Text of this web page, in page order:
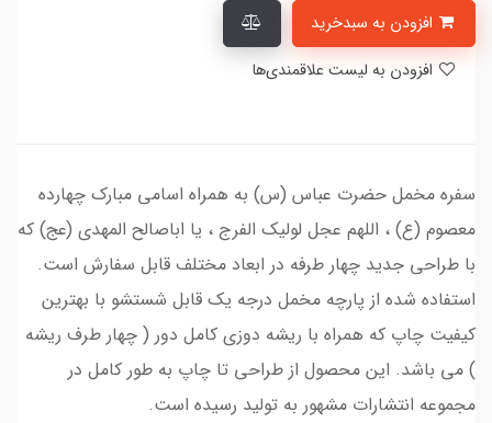
سفره مخمل حضرت عباس (س) به همراه اسامی مبارک چهارده
معصوم (ع) ، اللهم عجل لولیک الفرج ، یا اباصالح المهدی (عج) که
با طراحی جدید چهار طرفه در ابعاد مختلف قابل سفارش است.
استفاده شده از پارچه مخمل درجه یک قابل شستشو با بهترین
کیفیت چاپ که همراه با ریشه دوزی کامل دور ( چهار طرف ریشه
) می باشد. این محصول از طراحی تا چاپ به طور کامل در
مجموعه انتشارات مشهور به تولید رسیده است.